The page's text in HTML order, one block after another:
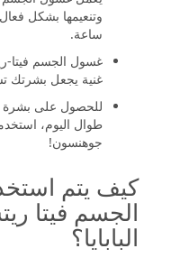
ساعة.
غسول الجسم فيتا-
غنية يجعل بشرتك
للحصول على بشرة
طوال اليوم،
جوهنسون!
كيف يتم
الجسم فيتا
البابايا؟